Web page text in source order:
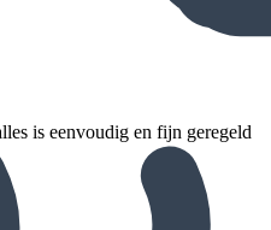
is eenvoudig en fijn geregeld